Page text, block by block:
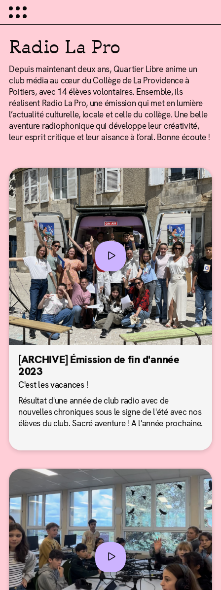
Radio La Pro
Depuis maintenant deux ans, Quartier Libre anime un
club média au cœur du Collège de La Providence à
Poitiers, avec 14 élèves volontaires. Ensemble, ils
réalisent Radio La Pro, une émission qui met en lumière
l’actualité culturelle, locale et celle du collège. Une belle
aventure radiophonique qui développe leur créativité,
leur esprit critique et leur aisance à l’oral. Bonne écoute !
[ARCHIVE] Émission de fin d'année
2023
C'est les vacances !
Résultat d'une année de club radio avec de
nouvelles chroniques sous le signe de l'été avec nos
élèves du club. Sacré aventure ! A l'année prochaine.